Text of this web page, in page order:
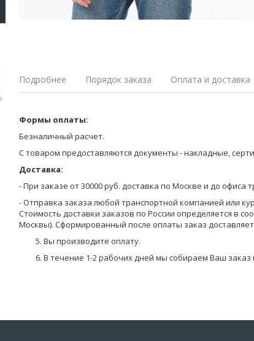
Подробнее
Футболка поло с втачным рукавом, полуприталенного
передней детали фирменная вышивка. На рукавах
Порядок заказа
Оставьте заявку на получение Прайса любым
на сайте;
позвоните по телефону 8-800-770-03-67
Мы высылаем Вам бланки заказа с ценами на
Вы формируете заказ в бланках (в формате
Уточняем детали оплаты и доставки, мы
на оплату.
Вы производите оплату.
В течение 1-2 рабочих дней мы собираем Ваш заказ
Оплата и доставка
Формы оплаты:
Безналичный расчет.
С товаром предоставляются документы - накладные,
Доставка:
- При заказе от 30000 руб. доставка по Москве и до офиса
- Отправка заказа любой транспортной компанией или
Стоимость доставки заказов по России определяется в
Москвы). Сформированный после оплаты заказ